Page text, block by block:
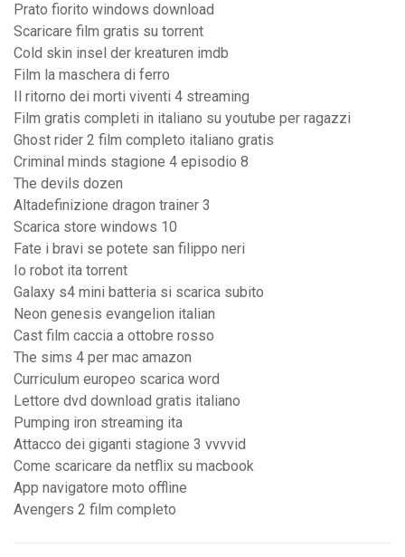
Prato fiorito windows download
Scaricare film gratis su torrent
Cold skin insel der kreaturen imdb
Film la maschera di ferro
Il ritorno dei morti viventi 4 streaming
Film gratis completi in italiano su youtube per ragazzi
Ghost rider 2 film completo italiano gratis
Criminal minds stagione 4 episodio 8
The devils dozen
Altadefinizione dragon trainer 3
Scarica store windows 10
Fate i bravi se potete san filippo neri
Io robot ita torrent
Galaxy s4 mini batteria si scarica subito
Neon genesis evangelion italian
Cast film caccia a ottobre rosso
The sims 4 per mac amazon
Curriculum europeo scarica word
Lettore dvd download gratis italiano
Pumping iron streaming ita
Attacco dei giganti stagione 3 vvvvid
Come scaricare da netflix su macbook
App navigatore moto offline
Avengers 2 film completo